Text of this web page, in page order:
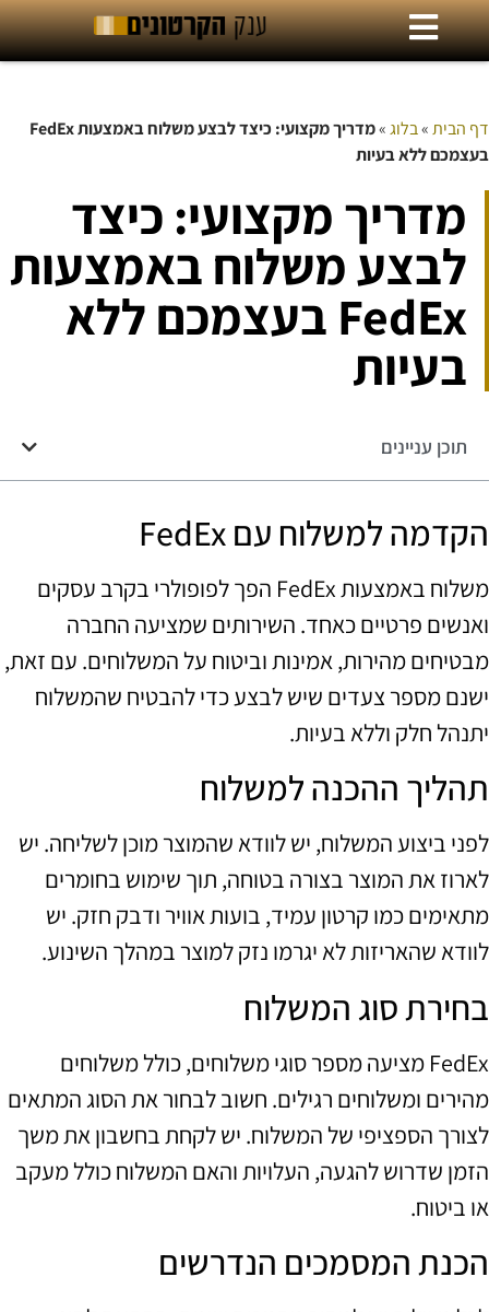
דף הבית»בלוג»
מדריך מקצועי: כיצד לבצע משלוח באמצעות FedEx
בעצמכם ללא בעיות
מדריך מקצועי: כיצד
לבצע משלוח באמצעות
FedEx בעצמכם ללא
בעיות
תוכן עניינים
הקדמה למשלוח עם FedEx
משלוח באמצעות FedEx הפך לפופולרי בקרב עסקים
ואנשים פרטיים כאחד. השירותים שמציעה החברה
מבטיחים מהירות, אמינות וביטוח על המשלוחים. עם זאת,
ישנם מספר צעדים שיש לבצע כדי להבטיח שהמשלוח
יתנהל חלק וללא בעיות.
תהליך ההכנה למשלוח
לפני ביצוע המשלוח, יש לוודא שהמוצר מוכן לשליחה. יש
לארוז את המוצר בצורה בטוחה, תוך שימוש בחומרים
מתאימים כמו קרטון עמיד, בועות אוויר ודבק חזק. יש
לוודא שהאריזות לא יגרמו נזק למוצר במהלך השינוע.
בחירת סוג המשלוח
FedEx מציעה מספר סוגי משלוחים, כולל משלוחים
מהירים ומשלוחים רגילים. חשוב לבחור את הסוג המתאים
לצורך הספציפי של המשלוח. יש לקחת בחשבון את משך
הזמן שדרוש להגעה, העלויות והאם המשלוח כולל מעקב
או ביטוח.
הכנת המסמכים הנדרשים